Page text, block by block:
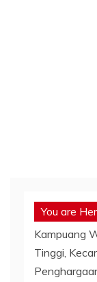
You are
Kampuang
Tinggi,